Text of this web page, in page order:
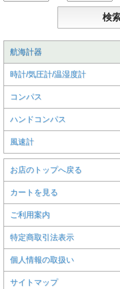
航海計器
時計/気圧計/温湿度計
コンパス
ハンドコンパス
風速計
お店のトップへ戻る
カートを見る
ご利用案内
特定商取引法表示
個人情報の取扱い
サイトマップ